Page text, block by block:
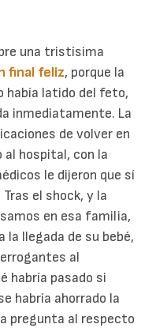
una tristísima
final feliz, porque la
había latido del feto,
inmediatamente. La
de volver en
al hospital, con la
le dijeron que sí
el shock, y la
en esa familia,
la llegada de su bebé,
al
habría pasado si
habría ahorrado la
pregunta al respecto